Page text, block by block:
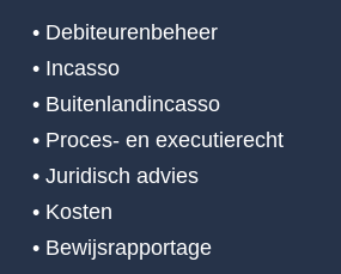
• Debiteurenbeheer
• Incasso
• Buitenlandincasso
• Proces- en executierecht
• Juridisch advies
• Kosten
• Bewijsrapportage